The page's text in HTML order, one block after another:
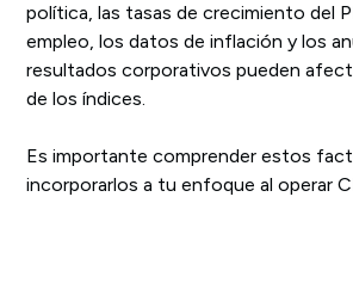
política, las tasas de crecimiento del
empleo, los datos de inflación y los
resultados corporativos pueden
de los índices.
Es importante comprender estos
incorporarlos a tu enfoque al operar